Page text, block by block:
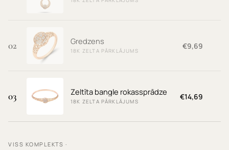
02 Gredzens
18K ZELTA PĀRKLĀJUMS
€9,69
03 Zeltīta bangle rokassprādze
18K ZELTA PĀRKLĀJUMS
€14,69
VISS KOMPLEKTS ·